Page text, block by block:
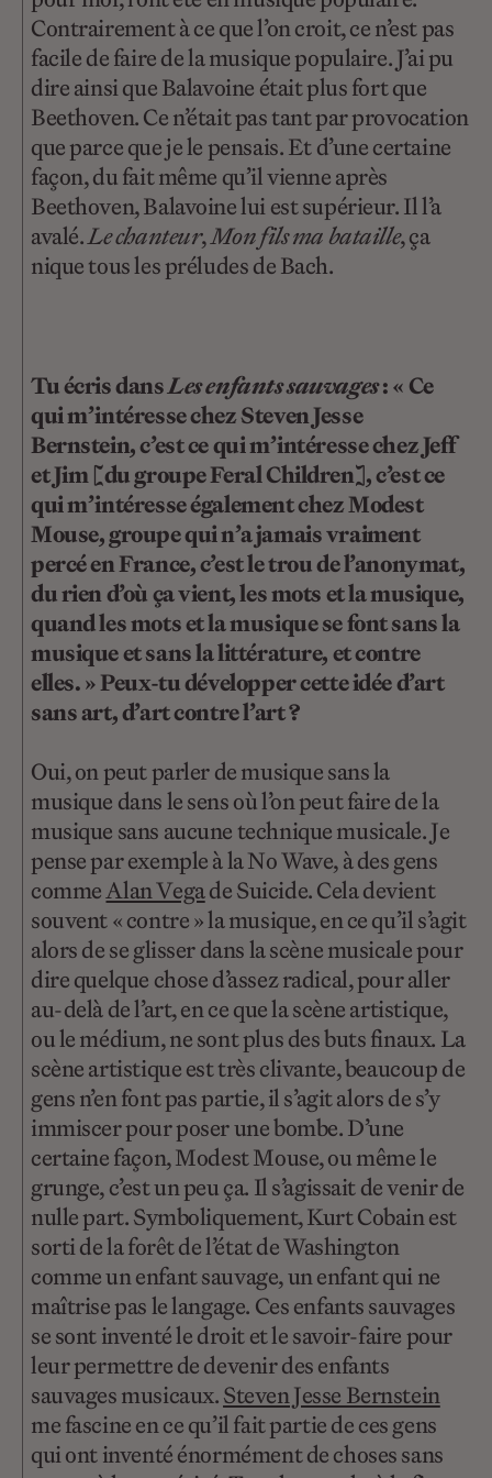
Contrairement à ce que l’on croit, ce n’est pas
facile de faire de la musique populaire. J’ai pu
dire ainsi que Balavoine était plus fort que
Beethoven. Ce n’était pas tant par provocation
que parce que je le pensais. Et d’une certaine
façon, du fait même qu’il vienne après
Beethoven, Balavoine lui est supérieur. Il l’a
avalé.Le chanteur,Mon fils ma bataille, ça
nique tous les préludes de Bach.
Tu écris dansLes enfantssauvages: « Ce
qui m’intéresse chez Steven Jesse
Bernstein, c’est ce qui m’intéresse chez Jeff
et Jim [du groupe Feral Children], c’est ce
qui m’intéresse également chez Modest
Mouse, groupe qui n’a jamais vraiment
percé en France, c’est le trou de l’anonymat,
du rien d’où ça vient, les mots et la musique,
quand les mots et la musique se font sans la
musique et sans la littérature, et contre
elles. » Peux-tu développer cette idée d’art
sans art, d’art contre l’art ?
Oui, on peut parler de musique sans la
musique dans le sens où l’on peut faire de la
musique sans aucune technique musicale. Je
pense par exemple à la No Wave, à des gens
commeAlan Vegade Suicide. Cela devient
souvent « contre » la musique, en ce qu’il s’agit
alors de se glisser dans la scène musicale pour
dire quelque chose d’assez radical, pour aller
au-delà de l’art, en ce que la scène artistique,
ou le médium, ne sont plus des buts finaux. La
scène artistique est très clivante, beaucoup de
gens n’en font pas partie, il s’agit alors de s’y
immiscer pour poser une bombe. D’une
certaine façon, Modest Mouse, ou même le
grunge, c’est un peu ça. Il s’agissait de venir de
nulle part. Symboliquement, Kurt Cobain est
sorti de la forêt de l’état de Washington
comme un enfant sauvage, un enfant qui ne
maîtrise pas le langage. Ces enfants sauvages
se sont inventé le droit et le savoir-faire pour
leur permettre de devenir des enfants
sauvages musicaux.Steven Jesse Bernstein
me fascine en ce qu’il fait partie de ces gens
qui ont inventé énormément de choses sans